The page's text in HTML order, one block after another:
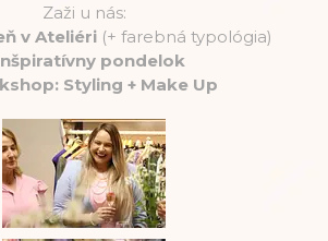
Zaži u nás:
v Ateliéri (+ farebná typológia)
pondelok
Styling + Make Up